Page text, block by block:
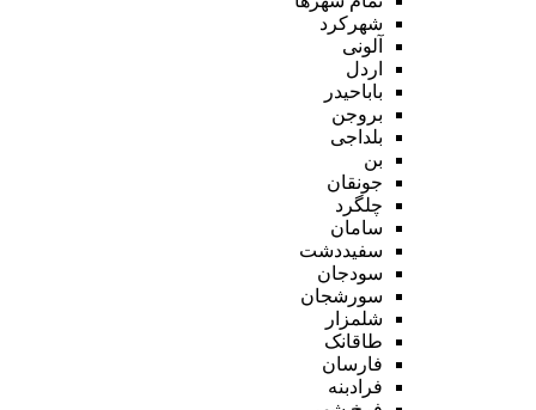
شهرکرد
آلونی
اردل
باباحیدر
بروجن
بلداجی
بن
جونقان
چلگرد
سامان
سفیددشت
سودجان
سورشجان
شلمزار
طاقانک
فارسان
فرادبنه